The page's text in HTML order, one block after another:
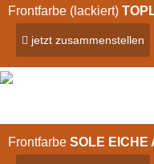
Frontfarbe (lackiert)
jetzt zusammenstellen
Frontfarbe SOLE EICHE